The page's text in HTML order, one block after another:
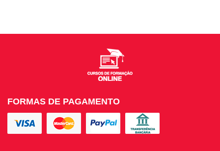
FORMAS DE PAGAMENTO